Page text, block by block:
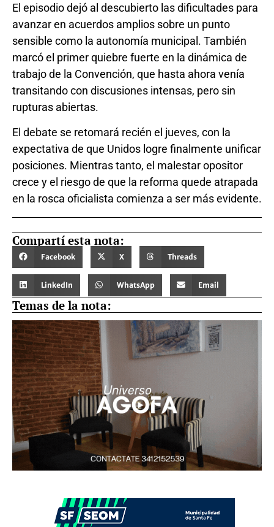
El episodio dejó al descubierto las dificultades para
avanzar en acuerdos amplios sobre un punto
sensible como la autonomía municipal. También
marcó el primer quiebre fuerte en la dinámica de
trabajo de la Convención, que hasta ahora venía
transitando con discusiones intensas, pero sin
rupturas abiertas.
El debate se retomará recién el jueves, con la
expectativa de que Unidos logre finalmente unificar
posiciones. Mientras tanto, el malestar opositor
crece y el riesgo de que la reforma quede atrapada
en la rosca oficialista comienza a ser más evidente.
Compartí esta nota:
Facebook X Threads
LinkedIn WhatsApp Email
Temas de la nota: